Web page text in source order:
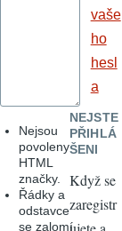
Nejsou
povoleny
HTML
značky.
Řádky a
odstavce
se zalomí
vaše
ho
hesl
a
NEJSTE
PŘIHLÁ
ŠENI
Když se
zaregistr